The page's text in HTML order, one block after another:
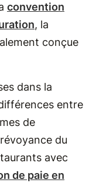
convention
, la
conçue
dans la
entre
de
du
avec
de paie en